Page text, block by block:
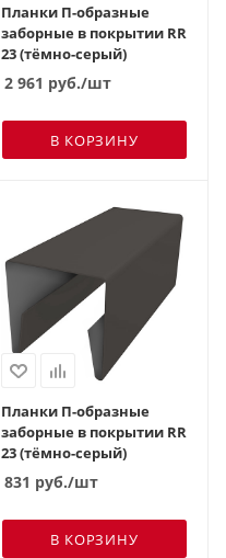
Планки П-образные
заборные в покрытии RR
23 (тёмно-серый)
2 961 руб./шт
В КОРЗИНУ
Планки П-образные
заборные в покрытии RR
23 (тёмно-серый)
831 руб./шт
В КОРЗИНУ